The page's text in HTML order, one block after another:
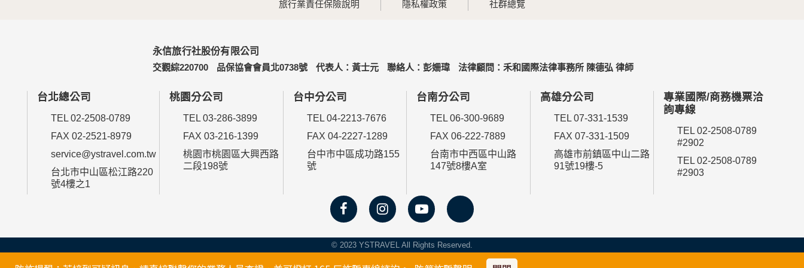
旅行業責任保險說明 隱私權政策 社群總覽
永信旅行社股份有限公司
交觀綜220700
品保協會會員北0738號 代表人：黃士元 聯絡人：彭姍瑋 法律顧問：禾和國際法律事務所 陳德弘 律師
台北總公司
TEL 02-2508-0789
FAX 02-2521-8979
service@ystravel.com.tw
台北市中山區松江路220
號4樓之1
桃園分公司
TEL 03-286-3899
FAX 03-216-1399
桃園市桃園區大興西路
二段198號
台中分公司
TEL 04-2213-7676
FAX 04-2227-1289
台中市中區成功路155
號
台南分公司
TEL 06-300-9689
FAX 06-222-7889
台南市中西區中山路
147號8樓A室
高雄分公司
TEL 07-331-1539
FAX 07-331-1509
高雄市前鎮區中山二路
91號19樓-5
專業國際/商務機票洽
詢專線
TEL 02-2508-0789
#2902
TEL 02-2508-0789
#2903
© 2023 YSTRAVEL All Rights Reserved.